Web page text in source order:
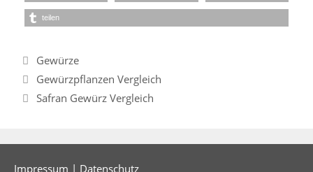
teilen
Kategorien
Gewürze
Gewürzpflanzen Vergleich
Safran Gewürz Vergleich
Impressum | Datenschutz